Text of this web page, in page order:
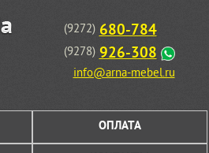
(9272) 680-784
(9278) 926-308
info@arna-mebel.ru
ОПЛАТА